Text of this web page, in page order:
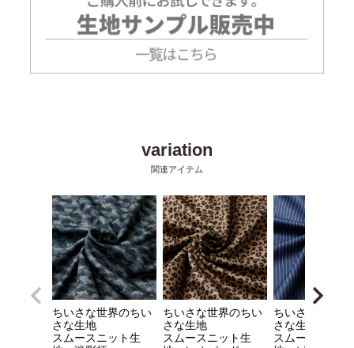
ちいさな世界のちい
さな生地
スムースニット生
ちいさな世界のちい
さな生地
スムースニット生
ちいさな世界の
さな生地
スムースニット